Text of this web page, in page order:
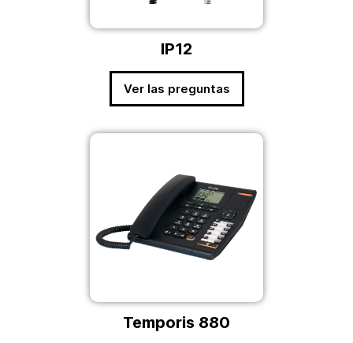
IP12
Ver las preguntas
Temporis 880